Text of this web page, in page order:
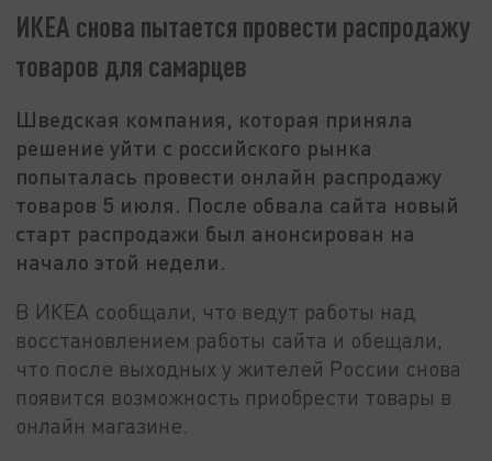
ИКЕА снова пытается провести распродажу
товаров для самарцев
Шведская компания, которая приняла
решение уйти с российского рынка
попыталась провести онлайн распродажу
товаров 5 июля. После обвала сайта новый
старт распродажи был анонсирован на
начало этой недели.
В ИКЕА сообщали, что ведут работы над
восстановлением работы сайта и обещали,
что после выходных у жителей России снова
появится возможность приобрести товары в
онлайн магазине.